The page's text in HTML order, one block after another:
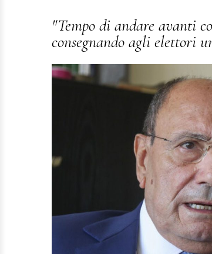
"Tempo di andare avanti
consegnando agli elettori